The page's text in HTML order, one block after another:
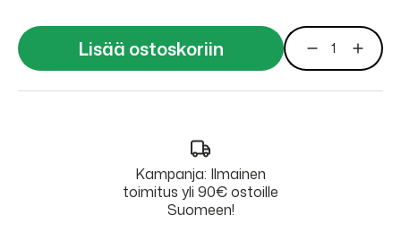
Lisää ostoskoriin
Kampanja: Ilmainen
toimitus yli 90€ ostoille
Suomeen!